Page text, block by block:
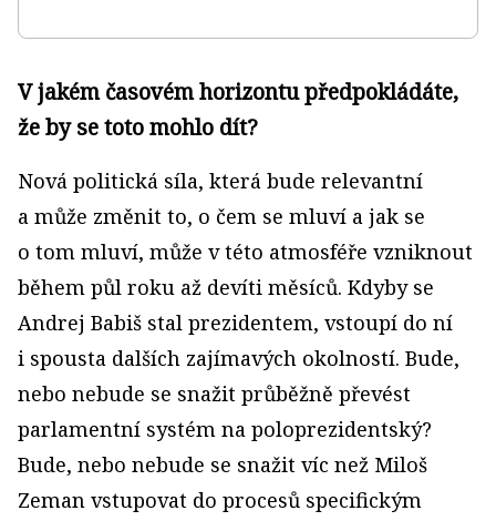
V jakém časovém horizontu předpokládáte,
že by se toto mohlo dít?
Nová politická síla, která bude relevantní
a může změnit to, o čem se mluví a jak se
o tom mluví, může v této atmosféře vzniknout
během půl roku až devíti měsíců. Kdyby se
Andrej Babiš stal prezidentem, vstoupí do ní
i spousta dalších zajímavých okolností. Bude,
nebo nebude se snažit průběžně převést
parlamentní systém na poloprezidentský?
Bude, nebo nebude se snažit víc než Miloš
Zeman vstupovat do procesů specifickým